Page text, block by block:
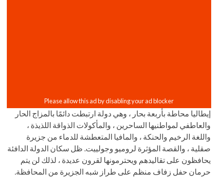
إيطاليا محاطة بأربعة بحار ، وهي دولة ارتبطت دائمًا بالمزاج الحار
والعاطفي لمواطنيها الساحرين ، والمأكولات الذواقة اللذيذة ،
واللغة الرخيم والحنكة ، والمافيا المتعطشة للدماء من جزيرة
صقلية ، والقصة المؤثرة لروميو وجولييت. ظل سكان الدولة الدافئة
يحافظون على تقاليدهم ويحترمونها لقرون عديدة ، لذلك لن يتم
حرمان حفل زفاف منظم على طراز شبه الجزيرة من المحافظة.